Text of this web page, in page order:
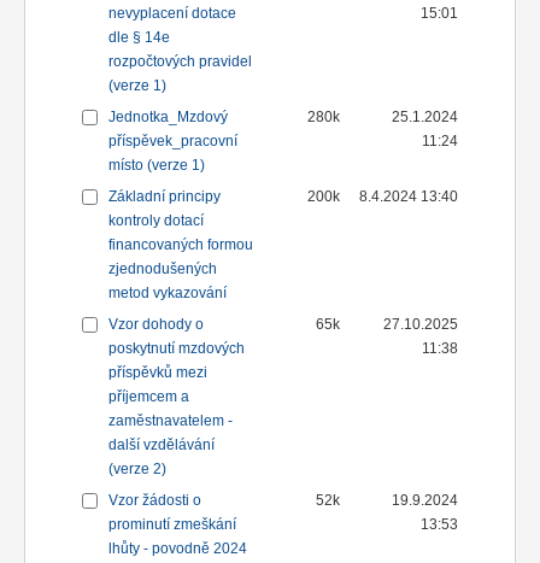
nevyplacení dotace
dle § 14e
rozpočtových pravidel
(verze 1)
15:01
Jednotka_Mzdový
příspěvek_pracovní
místo (verze 1)
280k
25.1.2024
11:24
Základní principy
kontroly dotací
financovaných formou
zjednodušených
metod vykazování
200k 8.4.2024 13:40
Vzor dohody o
poskytnutí mzdových
příspěvků mezi
příjemcem a
zaměstnavatelem -
další vzdělávání
(verze 2)
65k
27.10.2025
11:38
Vzor žádosti o
prominutí zmeškání
lhůty - povodně 2024
52k
19.9.2024
13:53